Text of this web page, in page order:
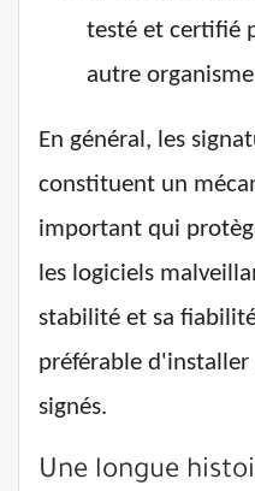
testé et certifié
autre
En général, les
constituent un
important qui
les logiciels
stabilité et sa
préférable
signés.
Une longue